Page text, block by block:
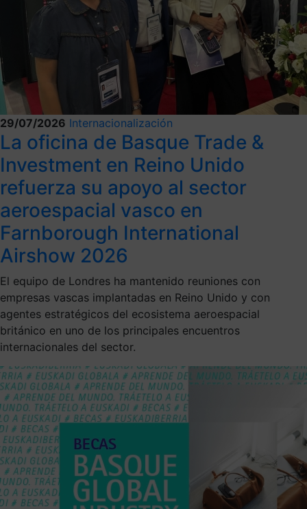
29/07/2026 Internacionalización
La oficina de Basque Trade &
Investment en Reino Unido
refuerza su apoyo al sector
aeroespacial vasco en
Farnborough International
Airshow 2026
El equipo de Londres ha mantenido reuniones con
empresas vascas implantadas en Reino Unido y con
agentes estratégicos del ecosistema aeroespacial
británico en uno de los principales encuentros
internacionales del sector.